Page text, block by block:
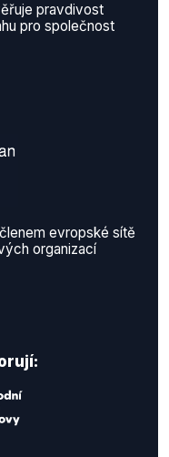
pravdivost
pro společnost
evropské sítě
organizací